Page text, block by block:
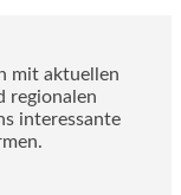
mit aktuellen
regionalen
interessante